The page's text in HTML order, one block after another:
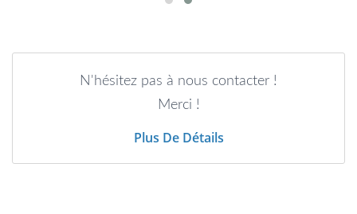
N'hésitez pas à nous contacter !
Merci !
Plus De Détails